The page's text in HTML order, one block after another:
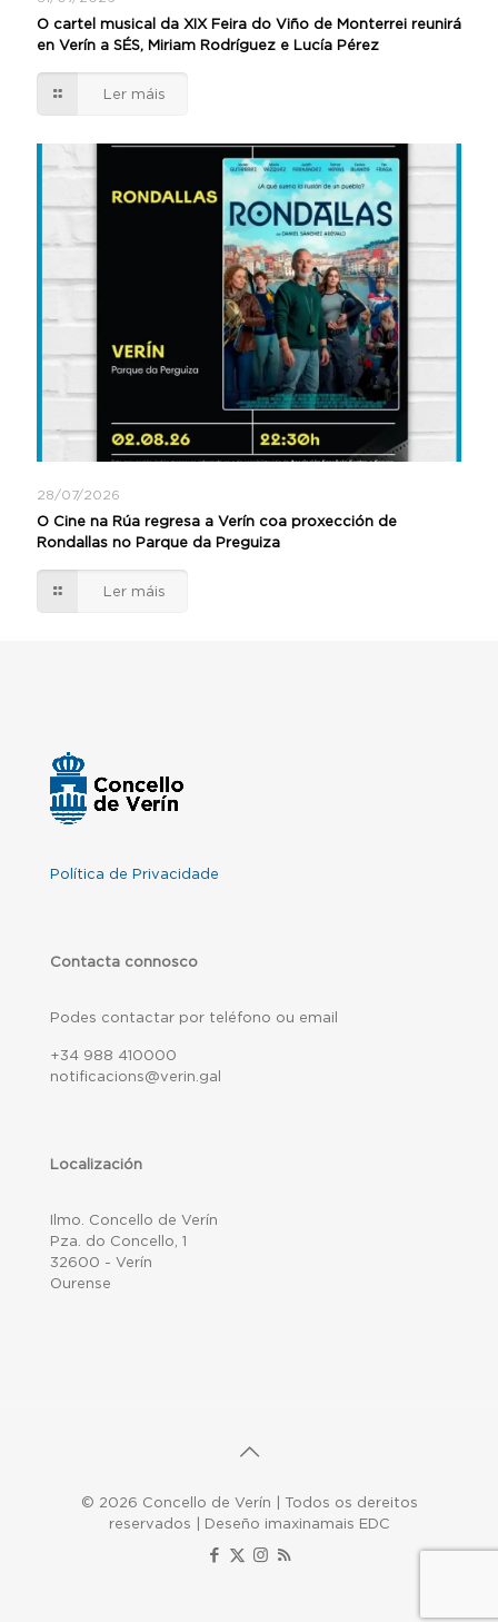
O cartel musical da XIX Feira do Viño de Monterrei reunirá
en Verín a SÉS, Miriam Rodríguez e Lucía Pérez
Ler máis
28/07/2026
O Cine na Rúa regresa a Verín coa proxección de
Rondallas no Parque da Preguiza
Ler máis
Política de Privacidade
Contacta connosco
Podes contactar por teléfono ou email
+34 988 410000
notificacions@verin.gal
Localización
Ilmo. Concello de Verín
Pza. do Concello, 1
32600 - Verín
Ourense
© 2026 Concello de Verín | Todos os dereitos
reservados | Deseño imaxinamais EDC